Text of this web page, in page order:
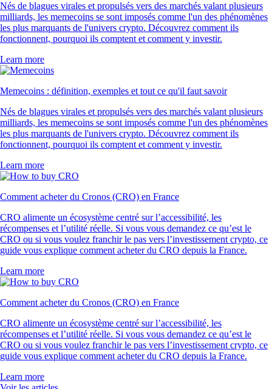
Nés de blagues virales et propulsés vers des marchés valant plusieurs
milliards, les memecoins se sont imposés comme l'un des phénomènes
les plus marquants de l'univers crypto. Découvrez comment ils
fonctionnent, pourquoi ils comptent et comment y investir.
Learn more
Memecoins : définition, exemples et tout ce qu'il faut savoir
Nés de blagues virales et propulsés vers des marchés valant plusieurs
milliards, les memecoins se sont imposés comme l'un des phénomènes
les plus marquants de l'univers crypto. Découvrez comment ils
fonctionnent, pourquoi ils comptent et comment y investir.
Learn more
Comment acheter du Cronos (CRO) en France
CRO alimente un écosystème centré sur l’accessibilité, les
récompenses et l’utilité réelle. Si vous vous demandez ce qu’est le
CRO ou si vous voulez franchir le pas vers l’investissement crypto, ce
guide vous explique comment acheter du CRO depuis la France.
Learn more
Comment acheter du Cronos (CRO) en France
CRO alimente un écosystème centré sur l’accessibilité, les
récompenses et l’utilité réelle. Si vous vous demandez ce qu’est le
CRO ou si vous voulez franchir le pas vers l’investissement crypto, ce
guide vous explique comment acheter du CRO depuis la France.
Learn more